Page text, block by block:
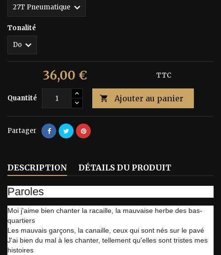
Tonalité
36,00 € TTC
Quantité  Ajouter au panier
Partager
DESCRIPTION DÉTAILS DU PRODUIT
Paroles
Moi j'aime bien chanter la racaille, la mauvaise herbe des bas-
quartiers
Les mauvais garçons, la canaille, ceux qui sont nés sur le pavé
J'ai bien du mal à les chanter, tellement qu'elles sont tristes mes
histoires